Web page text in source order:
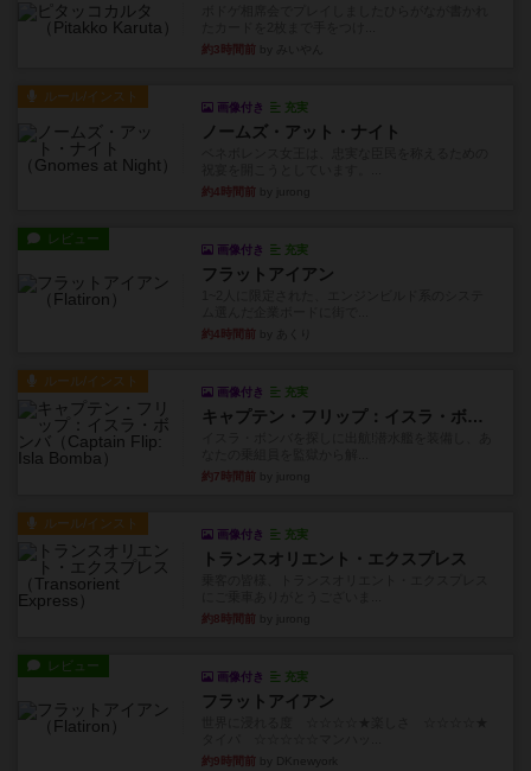
約3時間前
ルール/インスト
画像付き 充実
ノームズ・アット・ナイト
約4時間前
レビュー
画像付き 充実
フラットアイアン
約4時間前
ルール/インスト
画像付き 充実
キャプテン・フリップ：イスラ・ボンバ
約7時間前
ルール/インスト
画像付き 充実
トランスオリエント・エクスプレス
約8時間前
レビュー
画像付き 充実
フラットアイアン
約9時間前